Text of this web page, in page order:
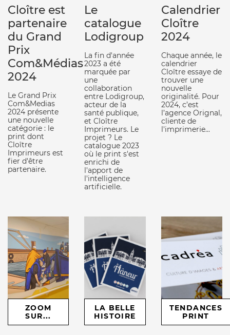
Cloître est
partenaire
du Grand
Prix
Com&Médias
2024
Le Grand Prix
Com&Medias
2024 présente
une nouvelle
catégorie : le
print dont
Cloître
Imprimeurs est
fier d'être
partenaire.
Le
catalogue
Lodigroup
La fin d'année
2023 a été
marquée par
une
collaboration
entre Lodigroup,
acteur de la
santé publique,
et Cloître
Imprimeurs. Le
projet ? Le
catalogue 2023
où le print s'est
enrichi de
l'apport de
l'intelligence
artificielle.
Calendrier
Cloître
2024
Chaque année, le
calendrier
Cloître essaye de
trouver une
nouvelle
originalité. Pour
2024, c’est
l’agence Orignal,
cliente de
l'imprimerie...
ZOOM
SUR...
LA BELLE
HISTOIRE
TENDANCES
PRINT